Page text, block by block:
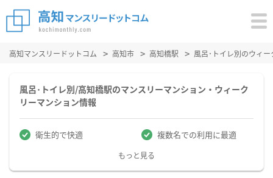
高知マンスリードットコム 高知市 高知橋駅 風呂･トイレ別のウィ
風呂･トイレ別/高知橋駅のマンスリーマンション・ウィーク
リーマンション情報
衛生的で快適 複数名での利用に最適
もっと見る